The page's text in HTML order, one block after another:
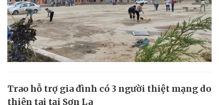
Trao hỗ trợ gia đình có 3 người thiệt mạng do
thiên tai tại Sơn La